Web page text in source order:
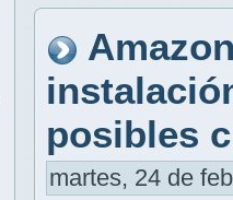
posibles
martes, 24 de